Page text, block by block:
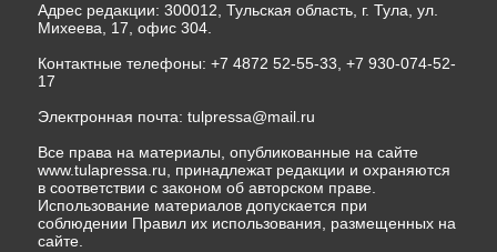
Адрес редакции: 300012, Тульская область, г. Тула, ул.
Михеева, 17, офис 304.
Контактные телефоны: +7 4872 52-55-33, +7 930-074-52-
17
Электронная почта: tulpressa@mail.ru
Все права на материалы, опубликованные на сайте
www.tulapressa.ru, принадлежат редакции и охраняются
в соответствии с законом об авторском праве.
Использование материалов допускается при
соблюдении Правил их использования, размещенных на
сайте.